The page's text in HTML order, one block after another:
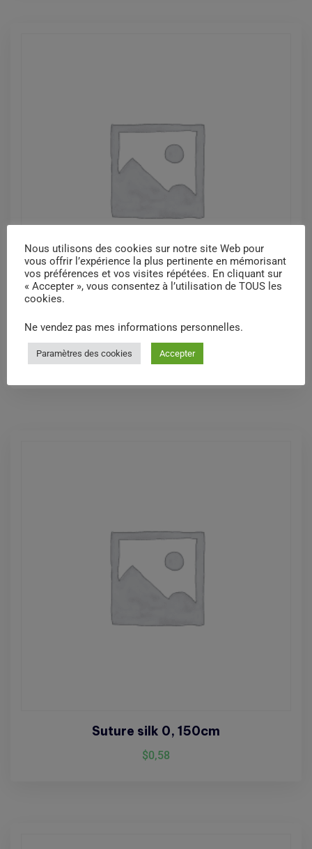
Aiguilles suture, courbées, c.Rond,
p.Effilée, tailles diverses, Set aig.piece
0,17
Suture silk 0, 150cm
$0,58
Nous utilisons des cookies sur notre site Web pour
vous offrir l’expérience la plus pertinente en mémorisant
vos préférences et vos visites répétées. En cliquant sur
« Accepter », vous consentez à l’utilisation de TOUS les
cookies.
Ne vendez pas mes informations personnelles.
Paramètres des cookies Accepter